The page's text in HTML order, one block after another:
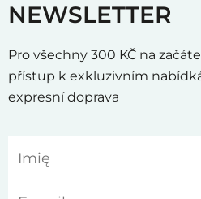
NEWSLETTER
Pro všechny 300 KČ na
přístup k exkluzivním
expresní doprava